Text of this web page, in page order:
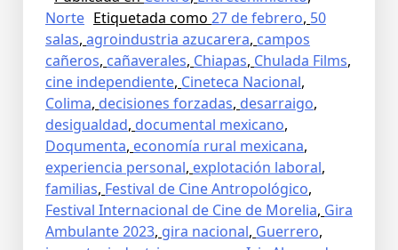
Norte Etiquetada como 27 de febrero, 50
salas, agroindustria azucarera, campos
cañeros, cañaverales, Chiapas, Chulada Films,
cine independiente, Cineteca Nacional,
Colima, decisiones forzadas, desarraigo,
desigualdad, documental mexicano,
Doqumenta, economía rural mexicana,
experiencia personal, explotación laboral,
familias, Festival de Cine Antropológico,
Festival Internacional de Cine de Morelia, Gira
Ambulante 2023, gira nacional, Guerrero,